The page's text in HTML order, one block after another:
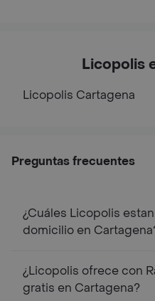
Licopolis
Licopolis Cartagena
Preguntas frecuentes
¿Cuáles Licopolis
domicilio en
¿Licopolis ofrece con
gratis en Cartagena?